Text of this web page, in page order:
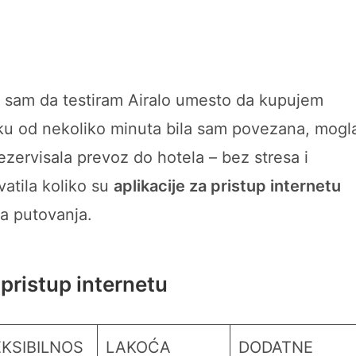
da testiram Airalo umesto da kupujem
od nekoliko minuta bila sam povezana,
prevoz do hotela – bez stresa i
koliko su aplikacije za pristup internetu
putovanja.
internetu
LAKOĆA DODATNE